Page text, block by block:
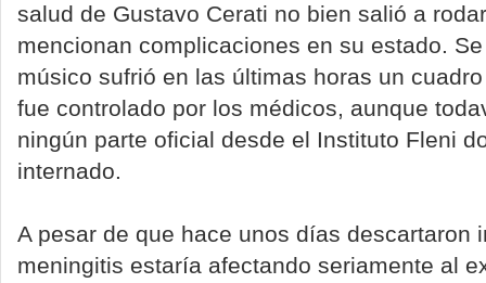
salud de Gustavo Cerati no bien salió a
mencionan complicaciones en su estado.
músico sufrió en las últimas horas un
fue controlado por los médicos, aunque
ningún parte oficial desde el Instituto Fleni
internado.
A pesar de que hace unos días descartaron
meningitis estaría afectando seriamente al